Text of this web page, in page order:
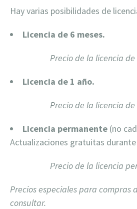
Hay varias posibilidades de
Licencia de 6 meses.
Precio de la licencia de
Licencia de 1 año.
Precio de la licencia de
Licencia permanente (no
Actualizaciones gratuitas durante
Precio de la licencia
Precios especiales para compras
consultar.